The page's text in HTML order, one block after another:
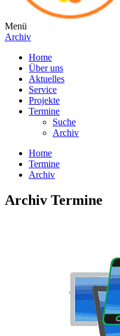
Menü
Archiv
Home
Über uns
Aktuelles
Service
Projekte
Termine
Suche
Archiv
Home
Termine
Archiv
Archiv Termine